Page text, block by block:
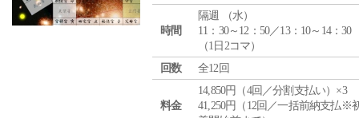
時間
隔週 （水）
11：30～12：50／13：10～14：30
（1日2コマ）
回数
全12回
料金
14,850円（4回／分割支払い）×3
41,250円（12回／一括前納支払※